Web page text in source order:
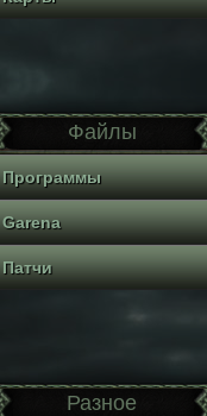
Файлы
Программы
Garena
Патчи
Разное